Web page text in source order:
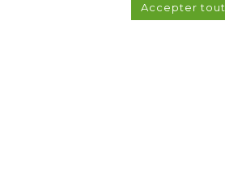
Accepter tout